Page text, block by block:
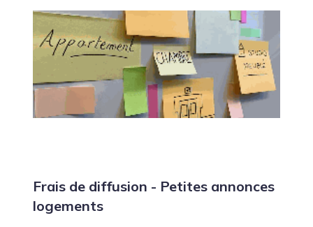
Frais de diffusion - Petites annonces
logements